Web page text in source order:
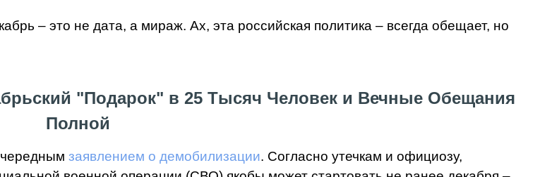
– это не дата, а мираж. Ах, эта российская политика – всегда обещает, но
"Подарок" в 25 Тысяч Человек и Вечные Обещания
Полной
заявлением о демобилизации. Согласно утечкам и официозу,